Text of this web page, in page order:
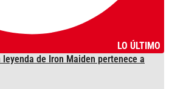
LO ÚLTIMO
de Iron Maiden pertenece a